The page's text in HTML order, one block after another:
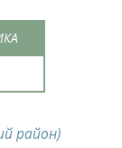
район)